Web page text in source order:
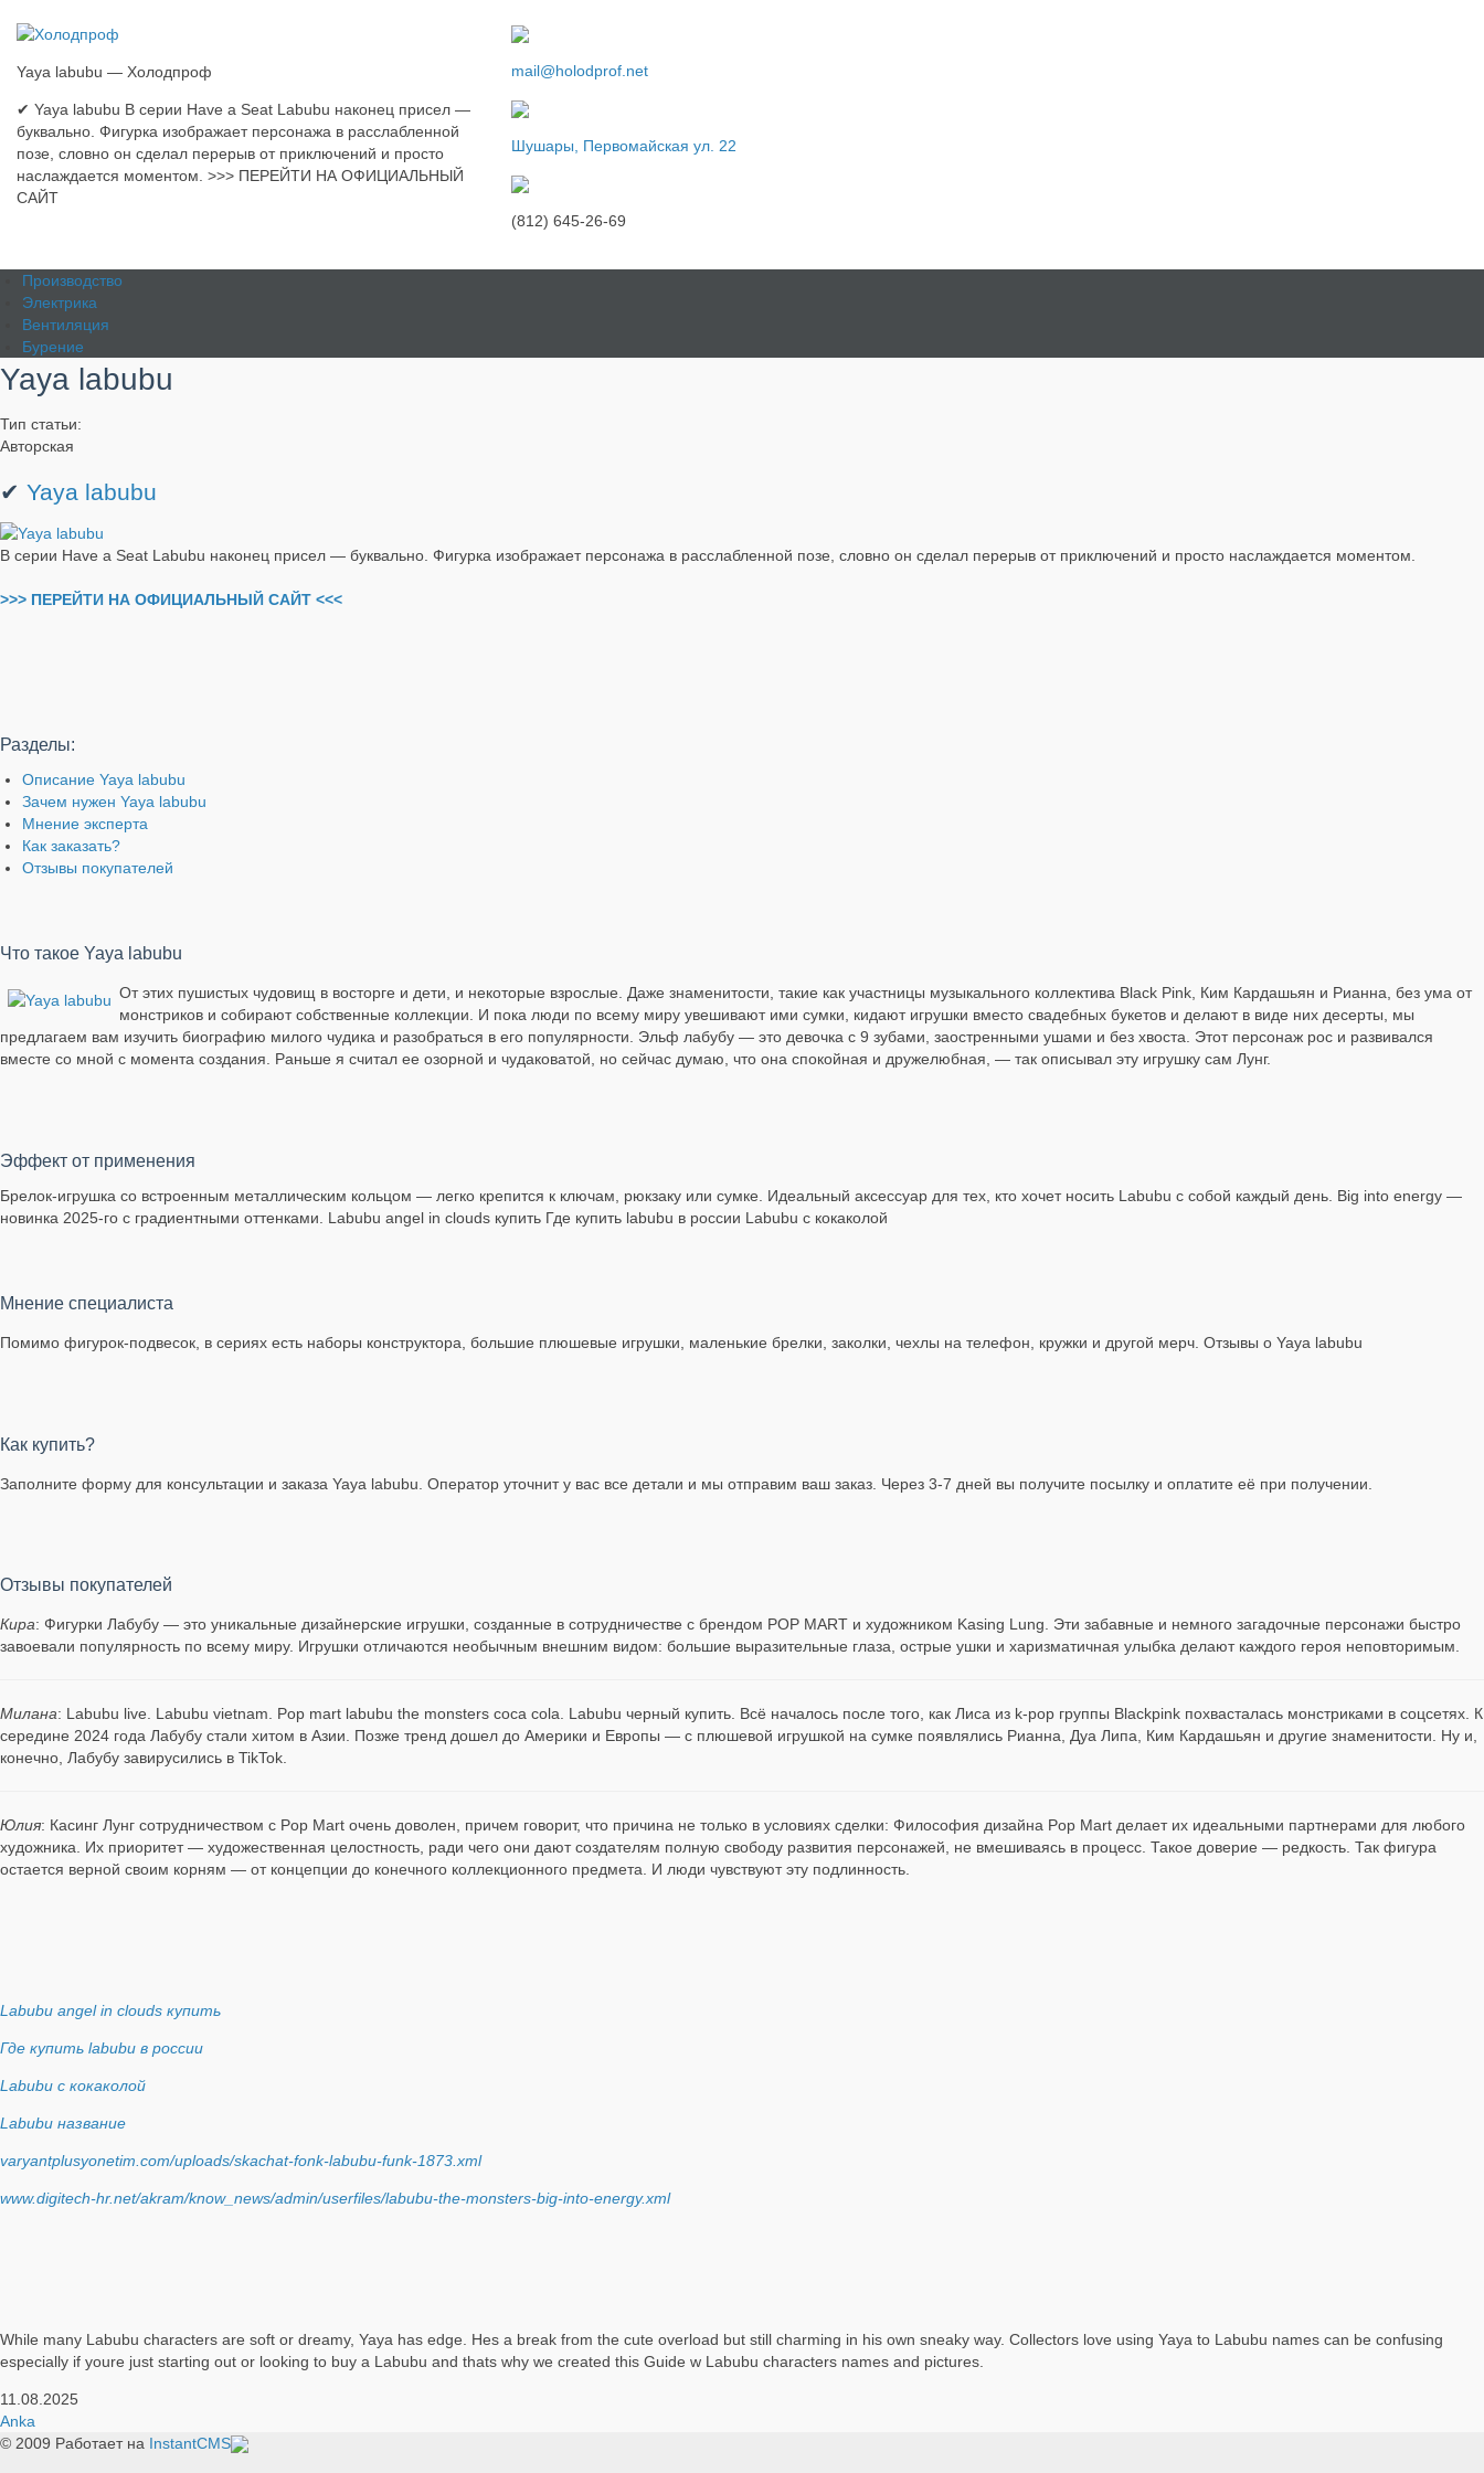
Yaya labubu — Холодпроф
✔ Yaya labubu В серии Have a Seat Labubu наконец присел —
буквально. Фигурка изображает персонажа в расслабленной
позе, словно он сделал перерыв от приключений и просто
наслаждается моментом. >>> ПЕРЕЙТИ НА ОФИЦИАЛЬНЫЙ
САЙТ
mail@holodprof.net
Шушары, Первомайская ул. 22
(812) 645-26-69
Производство
Электрика
Вентиляция
Бурение
Yaya labubu
Тип статьи:
Авторская
✔ Yaya labubu
В серии Have a Seat Labubu наконец присел — буквально. Фигурка изображает персонажа в расслабленной позе, словно он сделал перерыв от приключений и просто наслаждается моментом.
>>> ПЕРЕЙТИ НА ОФИЦИАЛЬНЫЙ САЙТ <<<
Разделы:
Описание Yaya labubu
Зачем нужен Yaya labubu
Мнение эксперта
Как заказать?
Отзывы покупателей
Что такое Yaya labubu
От этих пушистых чудовищ в восторге и дети, и некоторые взрослые. Даже знаменитости, такие как участницы музыкального коллектива Black Pink, Ким Кардашьян и Рианна, без ума от
монстриков и собирают собственные коллекции. И пока люди по всему миру увешивают ими сумки, кидают игрушки вместо свадебных букетов и делают в виде них десерты, мы
предлагаем вам изучить биографию милого чудика и разобраться в его популярности. Эльф лабубу — это девочка с 9 зубами, заостренными ушами и без хвоста. Этот персонаж рос и развивался
вместе со мной с момента создания. Раньше я считал ее озорной и чудаковатой, но сейчас думаю, что она спокойная и дружелюбная, — так описывал эту игрушку сам Лунг.
Эффект от применения
Брелок-игрушка со встроенным металлическим кольцом — легко крепится к ключам, рюкзаку или сумке. Идеальный аксессуар для тех, кто хочет носить Labubu с собой каждый день. Big into energy —
новинка 2025-го с градиентными оттенками. Labubu angel in clouds купить Где купить labubu в россии Labubu с кокаколой
Мнение специалиста
Помимо фигурок-подвесок, в сериях есть наборы конструктора, большие плюшевые игрушки, маленькие брелки, заколки, чехлы на телефон, кружки и другой мерч. Отзывы о Yaya labubu
Как купить?
Заполните форму для консультации и заказа Yaya labubu. Оператор уточнит у вас все детали и мы отправим ваш заказ. Через 3-7 дней вы получите посылку и оплатите её при получении.
Отзывы покупателей
Кира: Фигурки Лабубу — это уникальные дизайнерские игрушки, созданные в сотрудничестве с брендом POP MART и художником Kasing Lung. Эти забавные и немного загадочные персонажи быстро
завоевали популярность по всему миру. Игрушки отличаются необычным внешним видом: большие выразительные глаза, острые ушки и харизматичная улыбка делают каждого героя неповторимым.
Милана: Labubu live. Labubu vietnam. Pop mart labubu the monsters coca cola. Labubu черный купить. Всё началось после того, как Лиса из k-pop группы Blackpink похвасталась монстриками в соцсетях. К
середине 2024 года Лабубу стали хитом в Азии. Позже тренд дошел до Америки и Европы — с плюшевой игрушкой на сумке появлялись Рианна, Дуа Липа, Ким Кардашьян и другие знаменитости. Ну и,
конечно, Лабубу завирусились в TikTok.
Юлия: Касинг Лунг сотрудничеством с Pop Mart очень доволен, причем говорит, что причина не только в условиях сделки: Философия дизайна Pop Mart делает их идеальными партнерами для любого
художника. Их приоритет — художественная целостность, ради чего они дают создателям полную свободу развития персонажей, не вмешиваясь в процесс. Такое доверие — редкость. Так фигура
остается верной своим корням — от концепции до конечного коллекционного предмета. И люди чувствуют эту подлинность.
Labubu angel in clouds купить
Где купить labubu в россии
Labubu с кокаколой
Labubu название
varyantplusyonetim.com/uploads/skachat-fonk-labubu-funk-1873.xml
www.digitech-hr.net/akram/know_news/admin/userfiles/labubu-the-monsters-big-into-energy.xml
While many Labubu characters are soft or dreamy, Yaya has edge. Hes a break from the cute overload but still charming in his own sneaky way. Collectors love using Yaya to Labubu names can be confusing
especially if youre just starting out or looking to buy a Labubu and thats why we created this Guide w Labubu characters names and pictures.
11.08.2025
Anka
© 2009 Работает на InstantCMS